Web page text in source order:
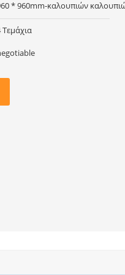
* 960mm-καλουπιών
Τεμάχια